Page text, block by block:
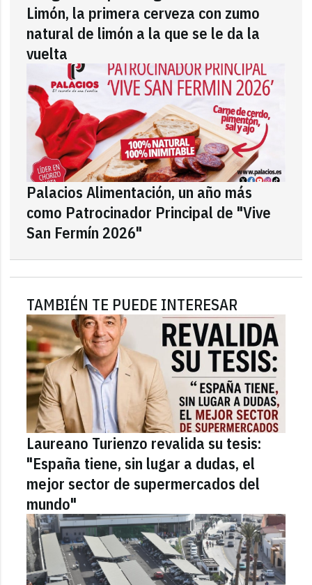
Limón, la primera cerveza con zumo
natural de limón a la que se le da la
vuelta
Palacios Alimentación, un año más
como Patrocinador Principal de "Vive
San Fermín 2026"
TAMBIÉN TE PUEDE INTERESAR
Laureano Turienzo revalida su tesis:
"España tiene, sin lugar a dudas, el
mejor sector de supermercados del
mundo"